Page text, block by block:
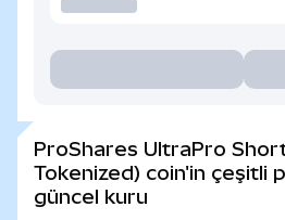
ProShares UltraPro
Tokenized) coin'in çeşitli
güncel kuru